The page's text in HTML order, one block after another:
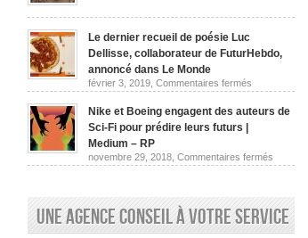
rares
sans
les
extraire
la
roche
Chris
Baraniuk,
les
–
Le dernier recueil de poésie Luc
Dellisse, collaborateur de FuturHebdo,
annoncé dans Le Monde
février 3, 2019, Commentaires fermés
Le
recueil
Dellisse,
collaborateur
annoncé
dans
Le
Monde
Nike et Boeing engagent des auteurs de
Sci-Fi pour prédire leurs futurs |
Medium – RP
novembre 29, 2018, Commentaires fermés
Nike
engagent
des
auteurs
de
Une agence conseil à votre service